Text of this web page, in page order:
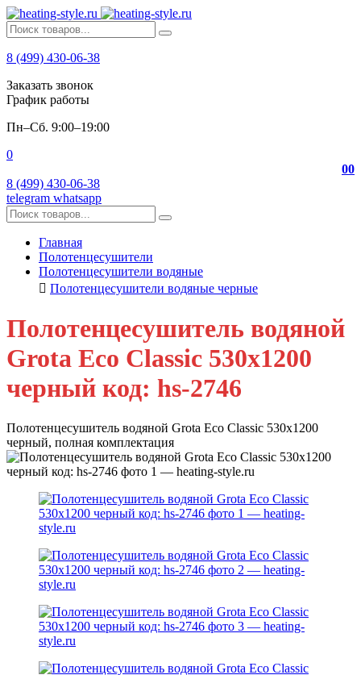
8 (499) 430-06-38
Заказать звонок
График работы
Пн–Сб. 9:00–19:00
0
00
8 (499) 430-06-38
telegram whatsapp
Главная
Полотенцесушители
Полотенцесушители водяные
Полотенцесушители водяные черные
Полотенцесушитель водяной
Grota Eco Classic 530х1200
черный код: hs-2746
Полотенцесушитель водяной Grota Eco Classic 530х1200
черный, полная комплектация